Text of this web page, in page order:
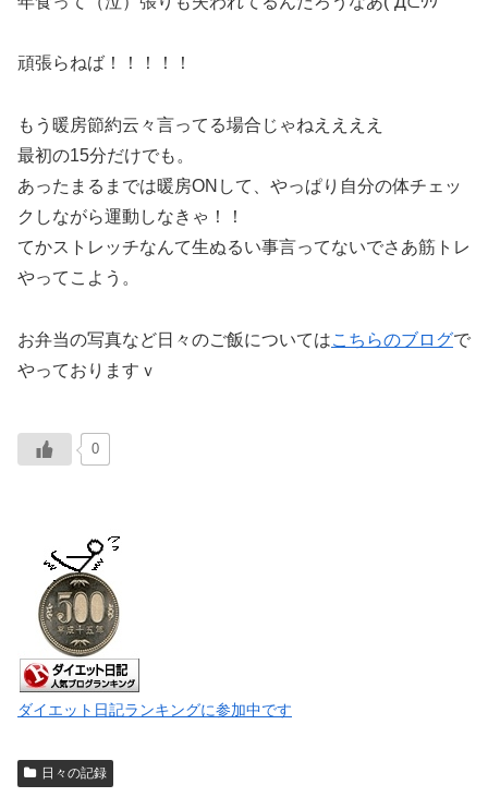
頑張らねば！！！！！
もう暖房節約云々言ってる場合じゃねええええ
最初の15分だけでも。
あったまるまでは暖房ONして、やっぱり自分の体チェッ
クしながら運動しなきゃ！！
てかストレッチなんて生ぬるい事言ってないでさあ筋トレ
やってこよう。
お弁当の写真など日々のご飯についてはこちらのブログで
やっておりますｖ
0
ダイエット日記ランキングに参加中です
日々の記録